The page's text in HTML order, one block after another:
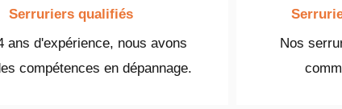
Serruriers qualifiés
ans d'expérience, nous avons
compétences en dépannage.
Nos